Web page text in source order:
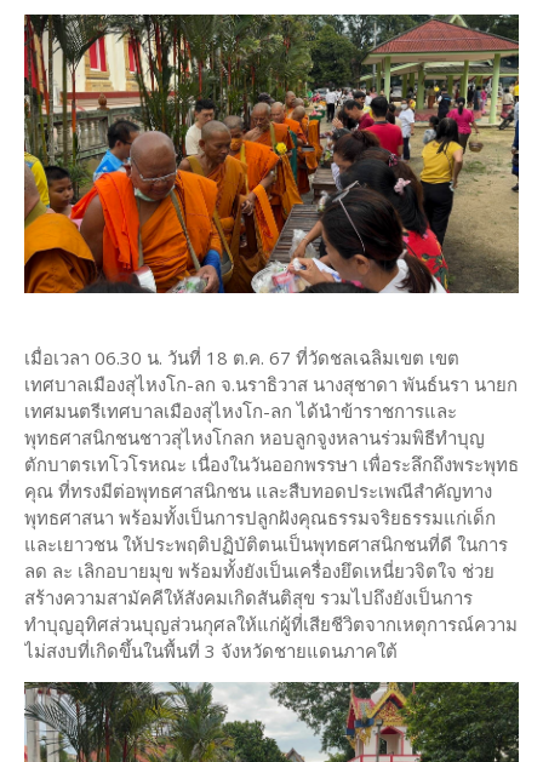
เมื่อเวลา 06.30 น. วันที่ 18 ต.ค. 67 ที่วัดชลเฉลิมเขต เขต
เทศบาลเมืองสุไหงโก-ลก จ.นราธิวาส นางสุชาดา พันธ์นรา นายก
เทศมนตรีเทศบาลเมืองสุไหงโก-ลก ได้นำข้าราชการและ
พุทธศาสนิกชนชาวสุไหงโกลก หอบลูกจูงหลานร่วมพิธีทำบุญ
ตักบาตรเทโวโรหณะ เนื่องในวันออกพรรษา เพื่อระลึกถึงพระพุทธ
คุณ ที่ทรงมีต่อพุทธศาสนิกชน และสืบทอดประเพณีสำคัญทาง
พุทธศาสนา พร้อมทั้งเป็นการปลูกฝังคุณธรรมจริยธรรมแก่เด็ก
และเยาวชน ให้ประพฤติปฏิบัติตนเป็นพุทธศาสนิกชนที่ดี ในการ
ลด ละ เลิกอบายมุข พร้อมทั้งยังเป็นเครื่องยึดเหนี่ยวจิตใจ ช่วย
สร้างความสามัคคีให้สังคมเกิดสันติสุข รวมไปถึงยังเป็นการ
ทำบุญอุทิศส่วนบุญส่วนกุศลให้แก่ผู้ที่เสียชีวิตจากเหตุการณ์ความ
ไม่สงบที่เกิดขึ้นในพื้นที่ 3 จังหวัดชายแดนภาคใต้